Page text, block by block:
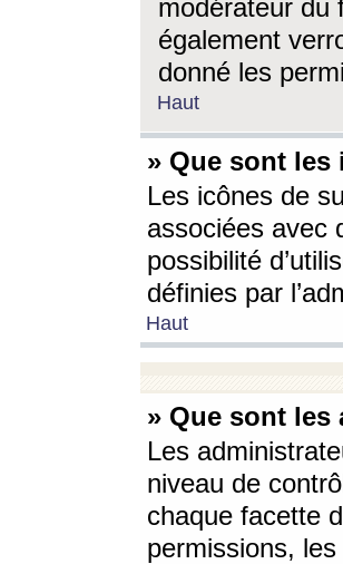
modérateur du
également
donné les
Haut
» Que sont les
Les icônes de
associées avec
possibilité
définies par
Haut
» Que sont les
Les
niveau de
chaque facette
permissions,